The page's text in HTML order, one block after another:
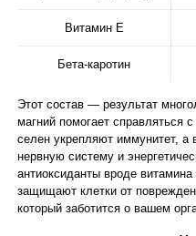
Витамин Е
Бета-каротин
Этот состав — результат
магний помогает справляться
селен укрепляют иммунитет,
нервную систему и
антиоксиданты вроде
защищают клетки от
который заботится о вашем